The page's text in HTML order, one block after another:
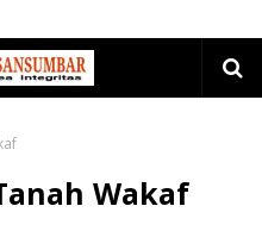
Wakaf